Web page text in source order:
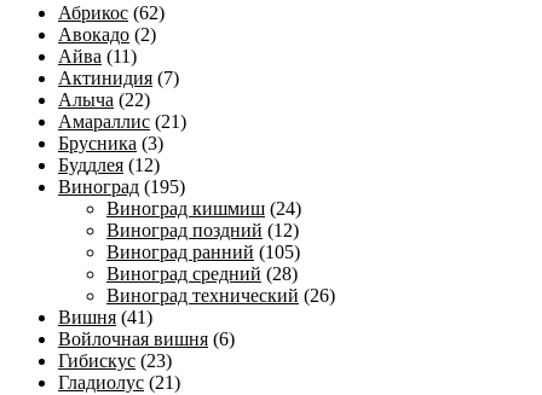
Абрикос (62)
Авокадо (2)
Айва (11)
Актинидия (7)
Алыча (22)
Амараллис (21)
Брусника (3)
Буддлея (12)
Виноград (195)
Виноград кишмиш (24)
Виноград поздний (12)
Виноград ранний (105)
Виноград средний (28)
Виноград технический (26)
Вишня (41)
Войлочная вишня (6)
Гибискус (23)
Гладиолус (21)